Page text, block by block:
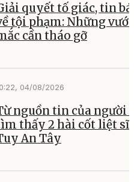
quyết tố giác, tin
tội phạm: Những
cần tháo gỡ
04/08/2026
nguồn tin của người
thấy 2 hài cốt liệt sĩ
An Tây